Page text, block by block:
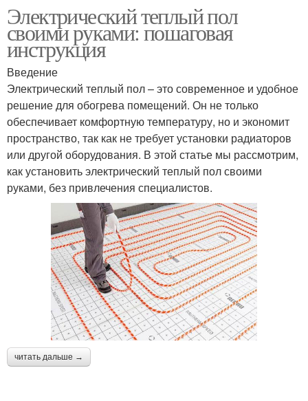
Электрический теплый пол
своими руками: пошаговая
инструкция
Введение
Электрический теплый пол – это современное и удобное
решение для обогрева помещений. Он не только
обеспечивает комфортную температуру, но и экономит
пространство, так как не требует установки радиаторов
или другой оборудования. В этой статье мы рассмотрим,
как установить электрический теплый пол своими
руками, без привлечения специалистов.
читать дальше →